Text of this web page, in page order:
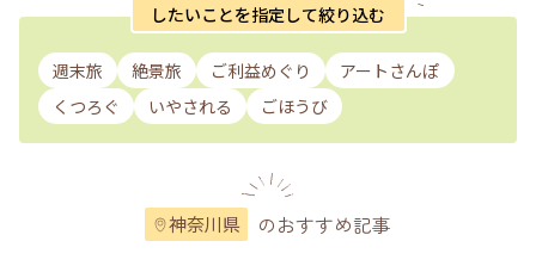
したいことを指定して絞り込む
週末旅 絶景旅 ご利益めぐり
アートさんぽ
くつろぐ
いやされる ごほうび
神奈川県 のおすすめ記事